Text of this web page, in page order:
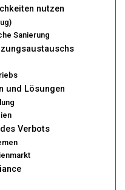
nutzen
Sanierung
und Lösungen
Verbots